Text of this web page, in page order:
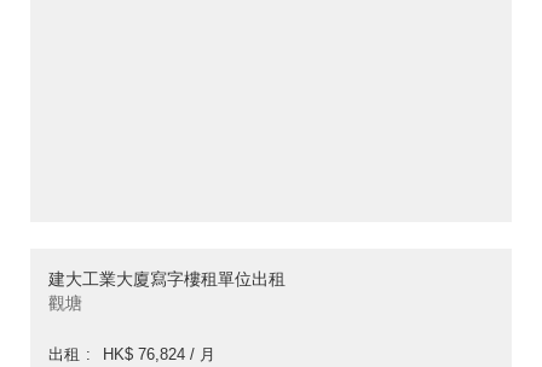
建大工業大廈寫字樓租單位出租
觀塘
出租
HK$ 76,824 / 月